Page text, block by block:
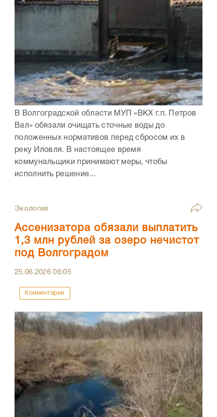
В Волгоградской области МУП «ВКХ г.п. Петров
Вал» обязали очищать сточные воды до
положенных нормативов перед сбросом их в
реку Иловля. В настоящее время
коммунальщики принимают меры, чтобы
исполнить решение...
Экология
Ассенизатора обязали выплатить
1,3 млн рублей за озеро нечистот
под Волгоградом
25.06.202606:05
Комментарии